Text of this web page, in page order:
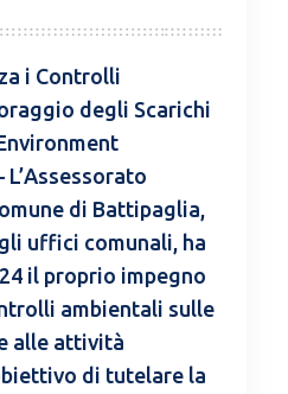
i Controlli
degli Scarichi
di Battipaglia,
uffici comunali, ha
il proprio impegno
ambientali sulle
alle attività
di tutelare la